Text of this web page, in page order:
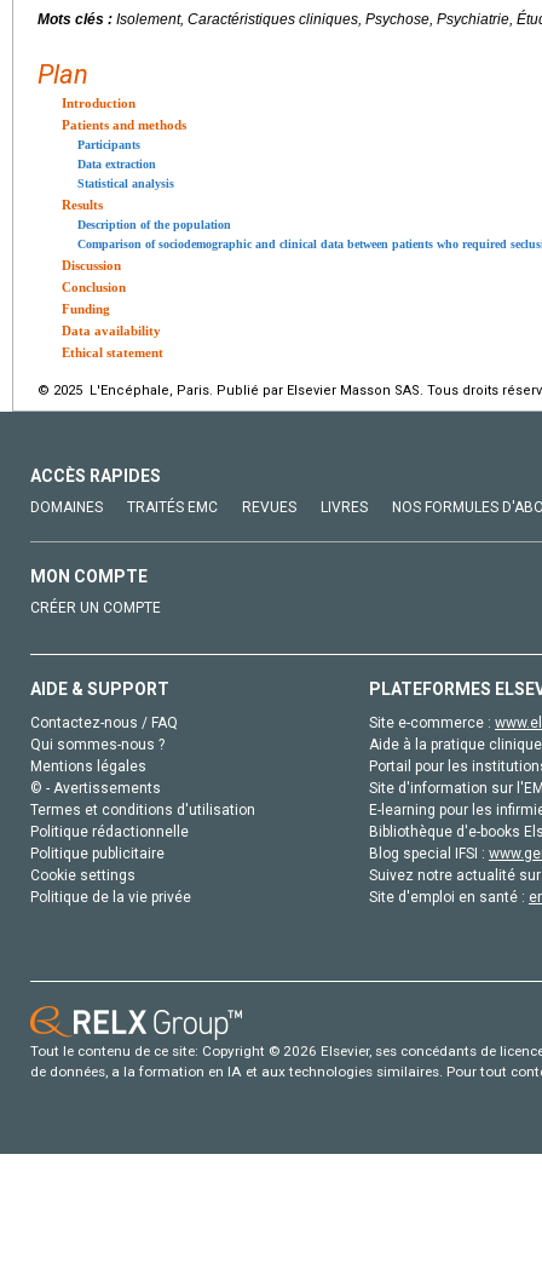
Mots clés : Isolement, Caractéristiques cliniques, Psychose, Psychiatrie,
Plan
Introduction
Patients and methods
Participants
Data extraction
Statistical analysis
Results
Description of the population
Comparison of sociodemographic and clinical data between patients who required
Discussion
Conclusion
Funding
Data availability
Ethical statement
© 2025 L'Encéphale, Paris. Publié par Elsevier Masson SAS. Tous droits
ACCÈS RAPIDES
DOMAINES TRAITÉS EMC REVUES LIVRES NOS FORMULES
MON COMPTE
CRÉER UN COMPTE
AIDE & SUPPORT
Contactez-nous / FAQ
Qui sommes-nous ?
Mentions légales
© - Avertissements
Termes et conditions d'utilisation
Politique rédactionnelle
Politique publicitaire
Cookie settings
Politique de la vie privée
PLATEFORMES
Site e-commerce :
Aide à la pratique
Portail pour les
Site d'information sur
E-learning pour les
Bibliothèque d'e-books
Blog special IFSI :
Suivez notre actualité
Site d'emploi en santé :
Tout le contenu de ce site: Copyright © 2026 Elsevier, ses concédants de
de données, a la formation en IA et aux technologies similaires. Pour tout